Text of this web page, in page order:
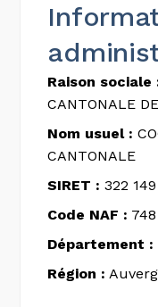
Raison sociale
CANTONALE
Nom usuel :
CANTONALE
SIRET : 322
Code NAF :
Département :
Région :